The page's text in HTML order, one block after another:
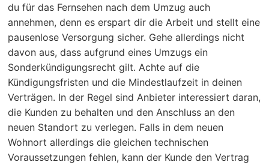
du für das Fernsehen nach dem Umzug auch
annehmen, denn es erspart dir die Arbeit und stellt eine
pausenlose Versorgung sicher. Gehe allerdings nicht
davon aus, dass aufgrund eines Umzugs ein
Sonderkündigungsrecht gilt. Achte auf die
Kündigungsfristen und die Mindestlaufzeit in deinen
Verträgen. In der Regel sind Anbieter interessiert daran,
die Kunden zu behalten und den Anschluss an den
neuen Standort zu verlegen. Falls in dem neuen
Wohnort allerdings die gleichen technischen
Voraussetzungen fehlen, kann der Kunde den Vertrag